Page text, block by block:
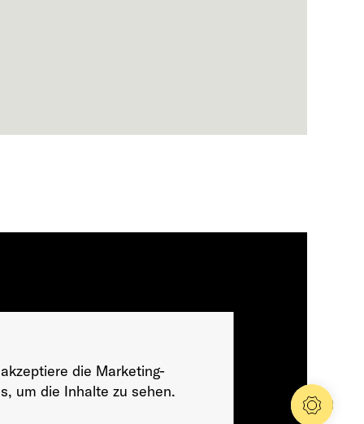
die Marketing-
um die Inhalte zu sehen.